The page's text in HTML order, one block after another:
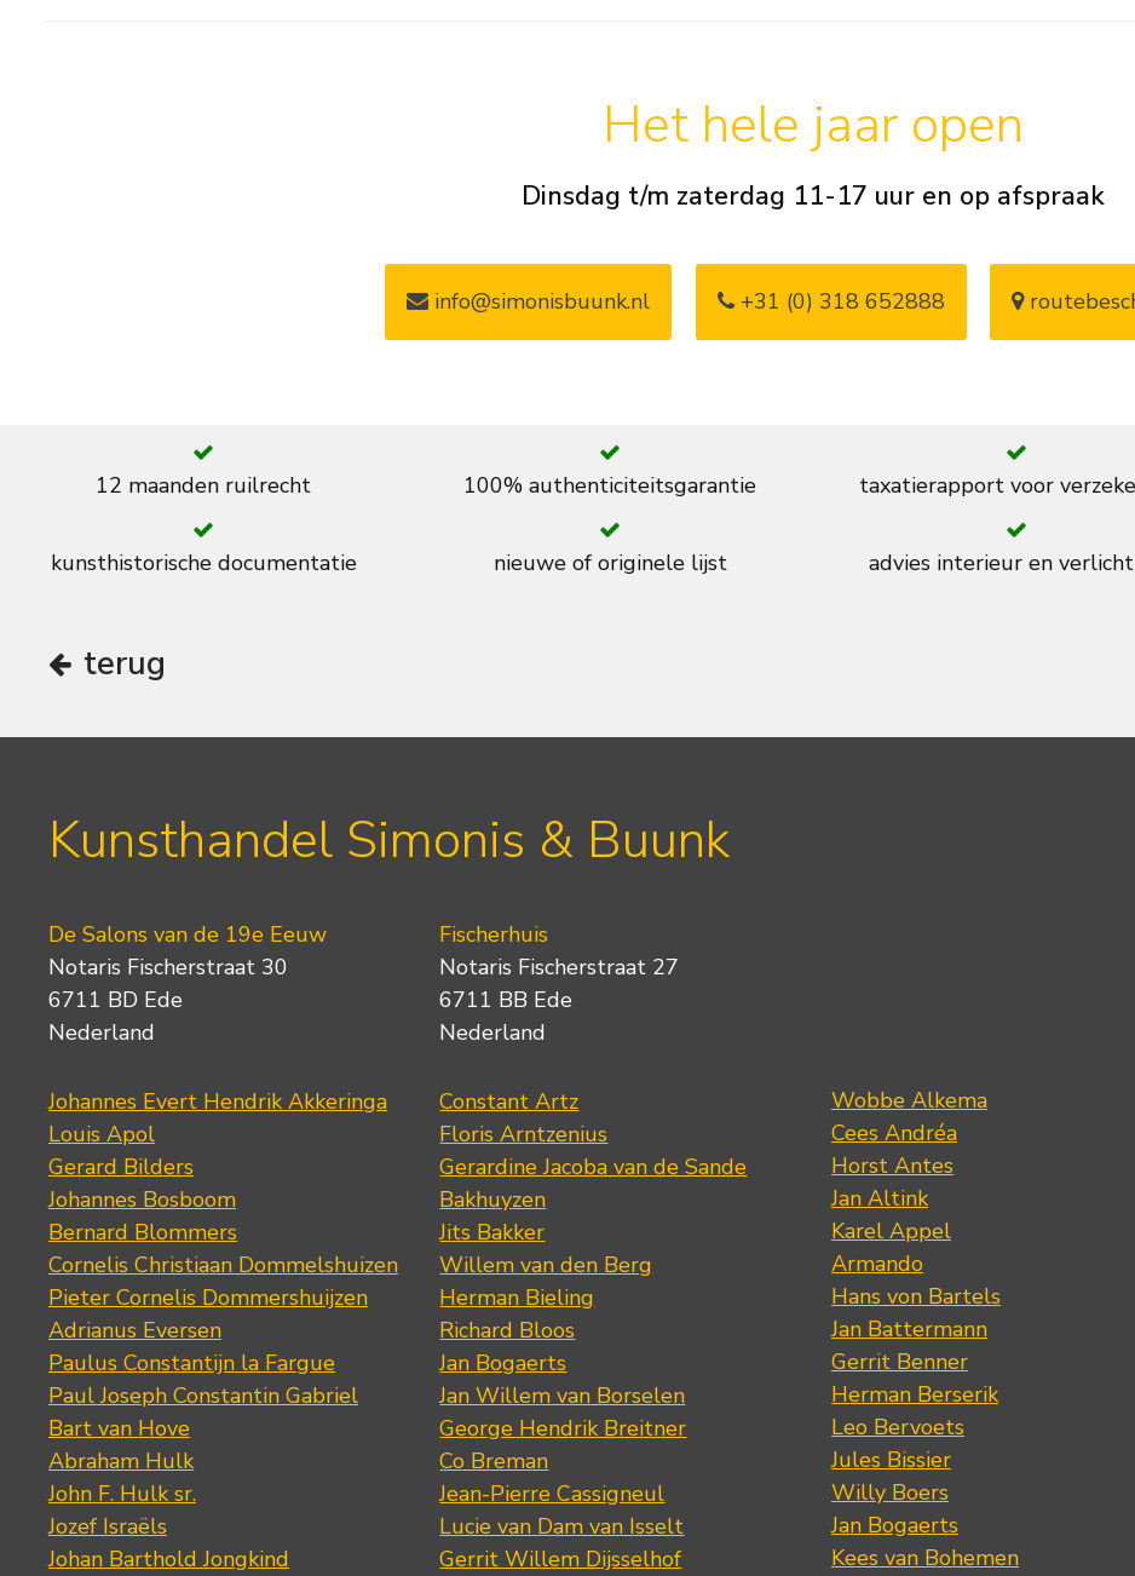
Het hele jaar open
Dinsdag t/m zaterdag 11-17 uur en op afspraak
info@simonisbuunk.nl +31 (0) 318 652888
12 maanden ruilrecht 100% authenticiteitsgarantie taxatierapport voor
kunsthistorische documentatie nieuwe of originele lijst advies interieur en
terug
Kunsthandel Simonis & Buunk
De Salons van de 19e Eeuw
Notaris Fischerstraat 30
6711 BD Ede
Nederland
Johannes Evert Hendrik Akkeringa
Louis Apol
Gerard Bilders
Johannes Bosboom
Bernard Blommers
Cornelis Christiaan Dommelshuizen
Pieter Cornelis Dommershuijzen
Adrianus Eversen
Paulus Constantijn la Fargue
Paul Joseph Constantin Gabriel
Bart van Hove
Abraham Hulk
John F. Hulk sr.
Jozef Israëls
Johan Barthold Jongkind
Fischerhuis
Notaris Fischerstraat 27
6711 BB Ede
Nederland
Constant Artz
Floris Arntzenius
Gerardine Jacoba van de Sande
Bakhuyzen
Jits Bakker
Willem van den Berg
Herman Bieling
Richard Bloos
Jan Bogaerts
Jan Willem van Borselen
George Hendrik Breitner
Co Breman
Jean-Pierre Cassigneul
Lucie van Dam van Isselt
Gerrit Willem Dijsselhof
Wobbe Alkema
Cees Andréa
Horst Antes
Jan Altink
Karel Appel
Armando
Hans von Bartels
Jan Battermann
Gerrit Benner
Herman Berserik
Leo Bervoets
Jules Bissier
Willy Boers
Jan Bogaerts
Kees van Bohemen